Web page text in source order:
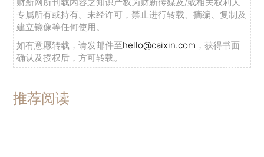
专属所有或持有。未经许可，禁止进行转载、摘编、复制及
建立镜像等任何使用。
如有意愿转载，请发邮件至hello@caixin.com ，获得书面
确认及授权后，方可转载。
推荐阅读